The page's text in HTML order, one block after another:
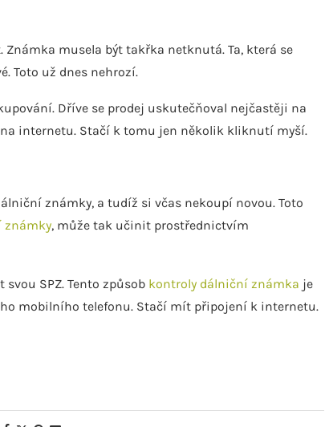
musela být takřka netknutá. Ta, která se
Toto už dnes nehrozí.
Dříve se prodej uskutečňoval nejčastěji na
internetu. Stačí k tomu jen několik kliknutí myší.
známky, a tudíž si včas nekoupí novou. Toto
známky, může tak učinit prostřednictvím
SPZ. Tento způsob kontroly dálniční známka je
mobilního telefonu. Stačí mít připojení k internetu.